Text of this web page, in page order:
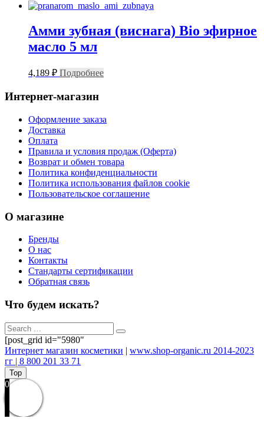
Амми зубная (виснага) Bio эфирное
масло 5 мл
4,189 ₽ Подробнее
Интернет-магазин
Оформление заказа
Доставка
Оплата
Правила и условия продаж (Оферта)
Возврат и обмен товара
Политика конфиденциальности
Политика использования файлов cookie
Пользовательское соглашение
О магазине
Бренды
О нас
Контакты
Стандарты сертификации
Обратная связь
Что будем искать?
[post_grid id="5980"
Интернет магазин косметики | www.shop-organic.ru 2014-2023
гг | 8 800 201 33 71
Top
0